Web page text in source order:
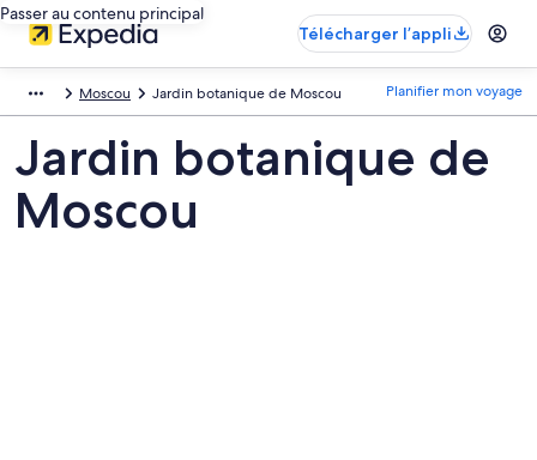
Passer au contenu principal
Télécharger l’appli
Moscou Jardin botanique de Moscou Planifier mon voyage
Jardin botanique de
Moscou